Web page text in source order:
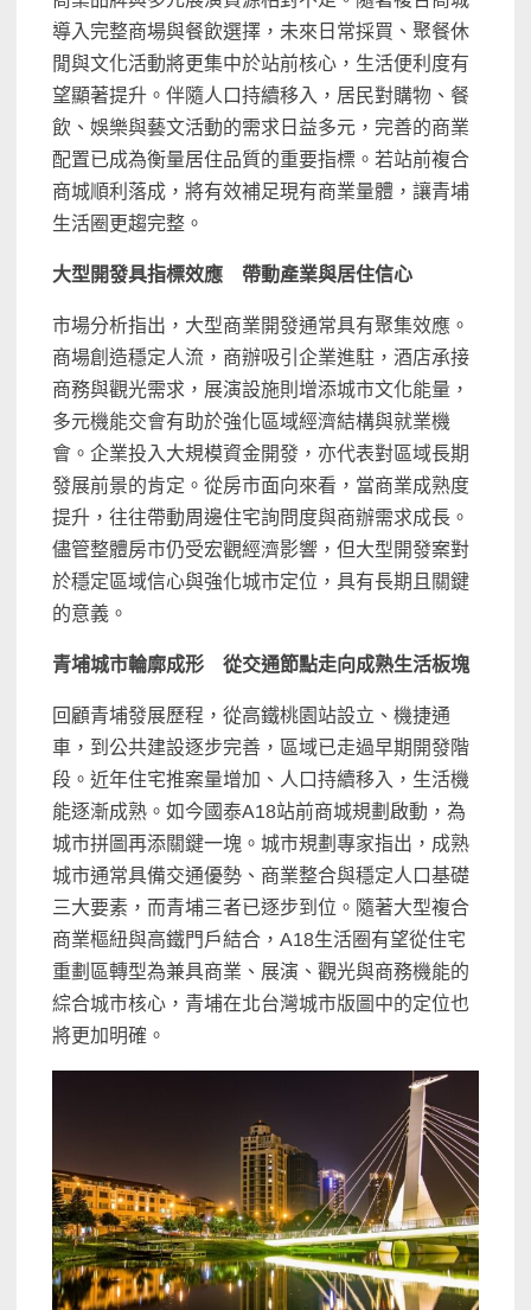
導入完整商場與餐飲選擇，未來日常採買、聚餐休
閒與文化活動將更集中於站前核心，生活便利度有
望顯著提升。伴隨人口持續移入，居民對購物、餐
飲、娛樂與藝文活動的需求日益多元，完善的商業
配置已成為衡量居住品質的重要指標。若站前複合
商城順利落成，將有效補足現有商業量體，讓青埔
生活圈更趨完整。
大型開發具指標效應 帶動產業與居住信心
市場分析指出，大型商業開發通常具有聚集效應。
商場創造穩定人流，商辦吸引企業進駐，酒店承接
商務與觀光需求，展演設施則增添城市文化能量，
多元機能交會有助於強化區域經濟結構與就業機
會。企業投入大規模資金開發，亦代表對區域長期
發展前景的肯定。從房市面向來看，當商業成熟度
提升，往往帶動周邊住宅詢問度與商辦需求成長。
儘管整體房市仍受宏觀經濟影響，但大型開發案對
於穩定區域信心與強化城市定位，具有長期且關鍵
的意義。
青埔城市輪廓成形 從交通節點走向成熟生活板塊
回顧青埔發展歷程，從高鐵桃園站設立、機捷通
車，到公共建設逐步完善，區域已走過早期開發階
段。近年住宅推案量增加、人口持續移入，生活機
能逐漸成熟。如今國泰A18站前商城規劃啟動，為
城市拼圖再添關鍵一塊。城市規劃專家指出，成熟
城市通常具備交通優勢、商業整合與穩定人口基礎
三大要素，而青埔三者已逐步到位。隨著大型複合
商業樞紐與高鐵門戶結合，A18生活圈有望從住宅
重劃區轉型為兼具商業、展演、觀光與商務機能的
綜合城市核心，青埔在北台灣城市版圖中的定位也
將更加明確。